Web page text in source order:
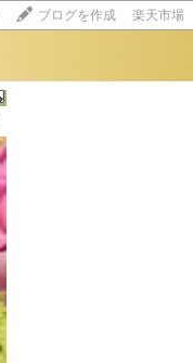
ブログを作成 楽天市場